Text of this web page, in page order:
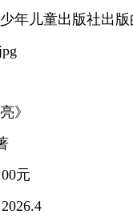
年儿童出版社出
》
元